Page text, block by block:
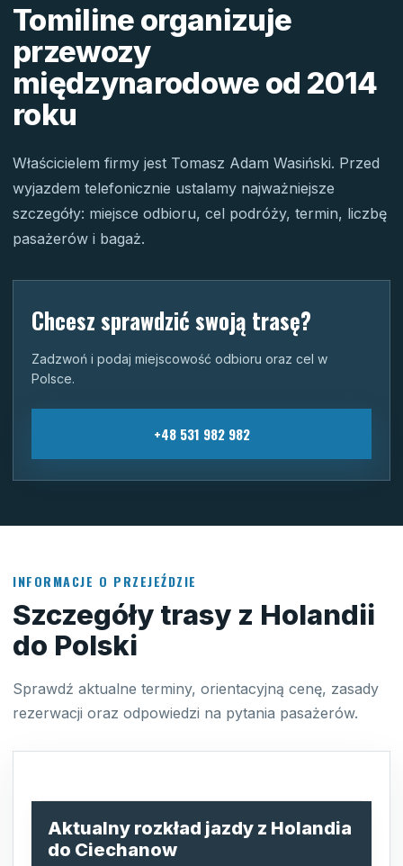
Tomiline organizuje
przewozy
międzynarodowe od 2014
roku
Właścicielem firmy jest Tomasz Adam Wasiński. Przed
wyjazdem telefonicznie ustalamy najważniejsze
szczegóły: miejsce odbioru, cel podróży, termin, liczbę
pasażerów i bagaż.
Chcesz sprawdzić swoją trasę?
Zadzwoń i podaj miejscowość odbioru oraz cel w
Polsce.
+48 531 982 982
INFORMACJE O PRZEJEŹDZIE
Szczegóły trasy z Holandii
do Polski
Sprawdź aktualne terminy, orientacyjną cenę, zasady
rezerwacji oraz odpowiedzi na pytania pasażerów.
Aktualny rozkład jazdy z Holandia
do Ciechanow